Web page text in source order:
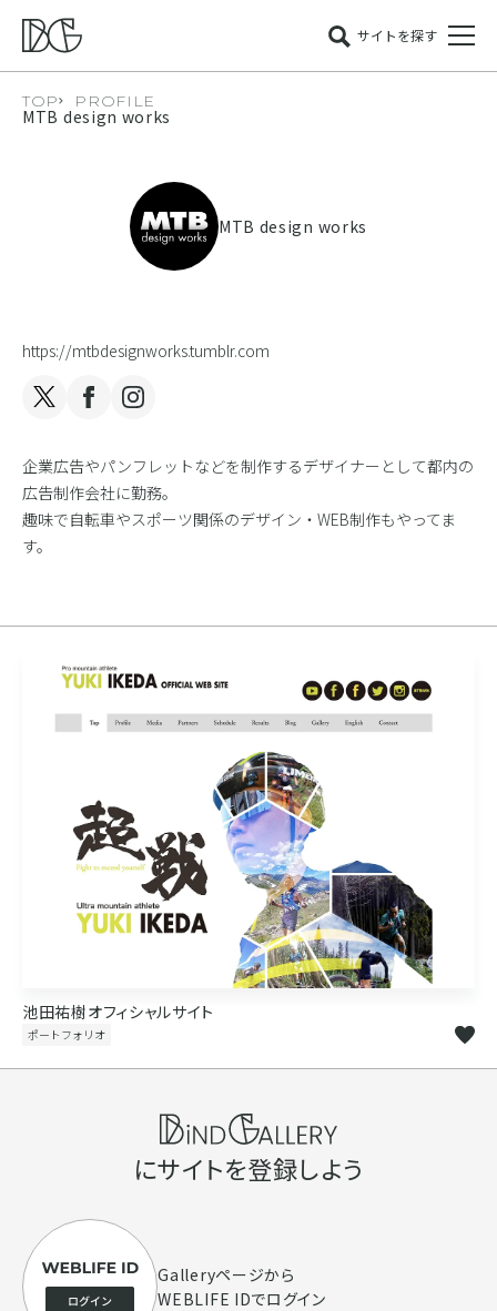
サイトを探す
TOP PROFILE
MTB design works
MTB design works
https://mtbdesignworks.tumblr.com
企業広告やパンフレットなどを制作するデザイナーとして都内の
広告制作会社に勤務。
趣味で自転車やスポーツ関係のデザイン・WEB制作もやってま
す。
池田祐樹オフィシャルサイト
ポートフォリオ
にサイトを登録しよう
Galleryページから
WEBLIFE IDでログイン